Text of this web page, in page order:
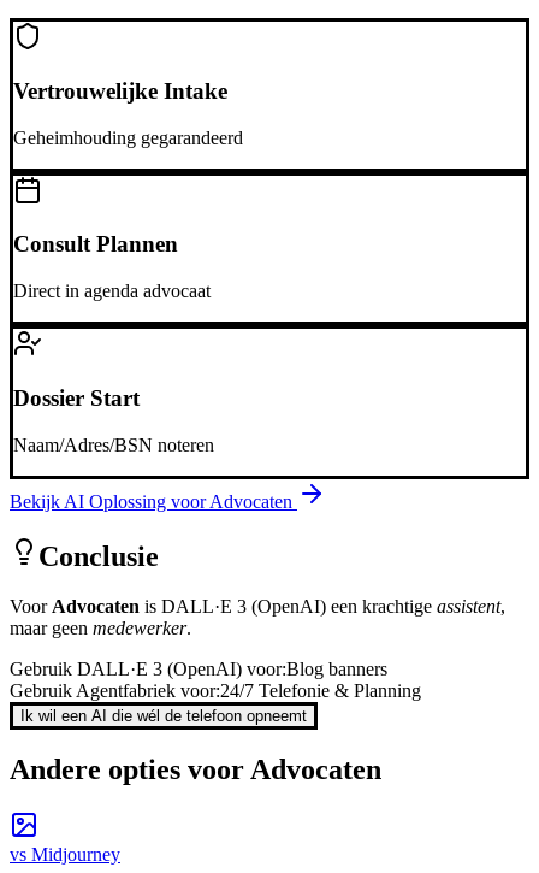
Vertrouwelijke Intake
Geheimhouding gegarandeerd
Consult Plannen
Direct in agenda advocaat
Dossier Start
Naam/Adres/BSN noteren
Bekijk AI Oplossing voorAdvocaten
Conclusie
VoorAdvocaten is DALL·E 3 (OpenAI) een krachtige assistent,
maar geen medewerker.
Gebruik DALL·E 3 (OpenAI) voor:Blog banners
Gebruik Agentfabriek voor:24/7 Telefonie & Planning
Ik wil een AI die wél de telefoon opneemt
Andere opties voorAdvocaten
vs Midjourney